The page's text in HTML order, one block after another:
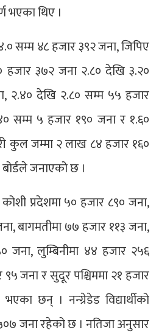
भएका थिए ।
सम्म ४८ हजार ३९२ जना, जिपिए
हजार ३७२ जना २.८० देखि ३.२०
२.४० देखि २.८० सम्म ५५ हजार
सम्म ५ हजार १९० जना र १.६०
कुल जम्मा २ लाख ८४ हजार १६०
बोर्डले जनाएको छ ।
प्रदेशमा ५० हजार ८९० जना,
बागमतीमा ७७ हजार ११३ जना,
जना, लुम्बिनीमा ४४ हजार २५६
९५ जना र सुदूर पश्चिममा २१ हजार
भएका छन् । नन्ग्रेडेड विद्यार्थीको
जना रहेको छ । नतिजा अनुसार